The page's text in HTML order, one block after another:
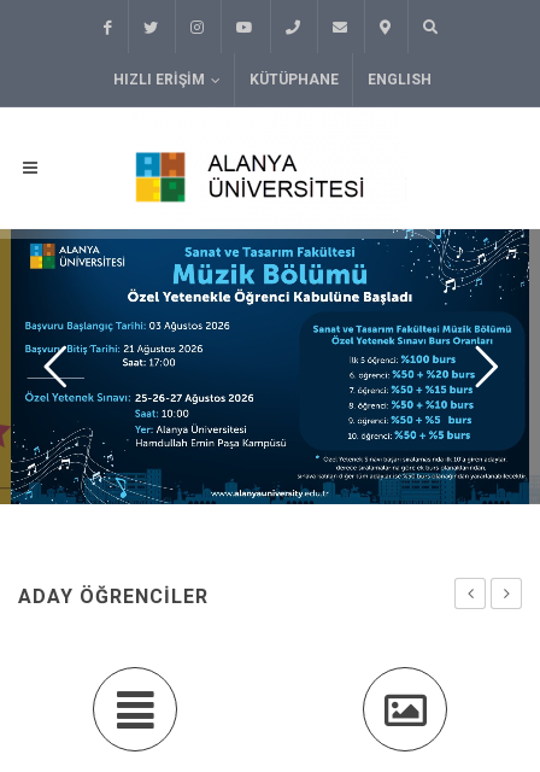
HIZLI ERIŞIM KÜTÜPHANE ENGLISH
ADAY ÖĞRENCILER